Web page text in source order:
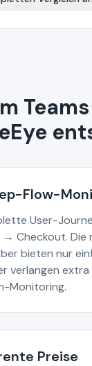
Flow-
User-
Checkout. Die
bieten nur
verlangen extra
Monitoring.
Preise